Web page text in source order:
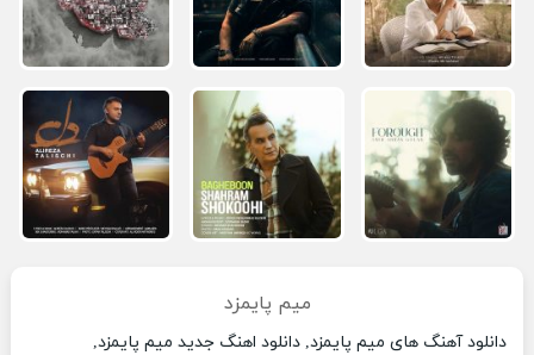
میم پایمزد
دانلود آهنگ های میم پایمزد, دانلود اهنگ جدید میم پایمزد,